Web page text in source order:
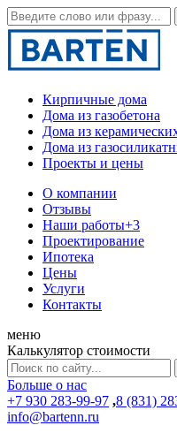
Кирпичные дома
Дома из газобетона
Дома из
Дома из
Проекты и цены
О компании
Отзывы
Наши работы+3
Проектирование
Ипотека
Цены
Услуги
Контакты
меню
Калькулятор стоимости
Больше о нас
+7 930 283-99-97 ,8 (831)
info@bartenn.ru